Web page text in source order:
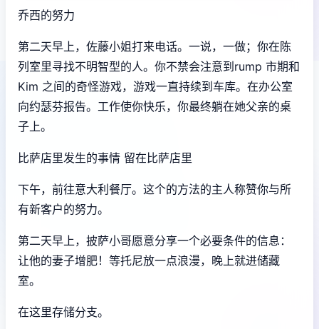
乔西的努力
第二天早上，佐藤小姐打来电话。一说，一做；你在陈
列室里寻找不明智型的人。你不禁会注意到rump 市期和
Kim 之间的奇怪游戏，游戏一直持续到车库。在办公室
向约瑟芬报告。工作使你快乐，你最终躺在她父亲的桌
子上。
比萨店里发生的事情 留在比萨店里
下午，前往意大利餐厅。这个的方法的主人称赞你与所
有新客户的努力。
第二天早上，披萨小哥愿意分享一个必要条件的信息：
让他的妻子增肥！等托尼放一点浪漫，晚上就进储藏
室。
在这里存储分支。